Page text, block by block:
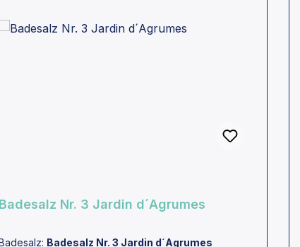
Badesalz Nr. 3 Jardin d´Agrumes
Badesalz Nr. 3 Jardin d´Agrumes